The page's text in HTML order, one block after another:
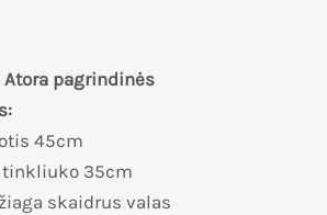
pagrindinės
45cm
tinkliuko 35cm
skaidrus valas